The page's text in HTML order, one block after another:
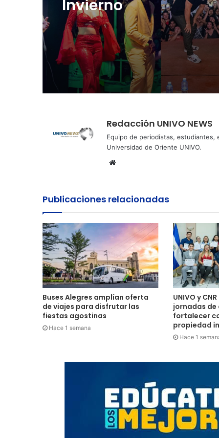
Perquín vivió su
Invierno
Cinco planes
para aprovechar la
semana agostina
Redacción UNIVO NEWS
Equipo de periodistas, estudiantes,
Universidad de Oriente UNIVO.
Sitio
Publicaciones relacionadas
Buses Alegres amplían oferta
de viajes para disfrutar las
fiestas agostinas
Hace 1 semana
UNIVO y
jornadas
fortalecer
propiedad
Hace 1